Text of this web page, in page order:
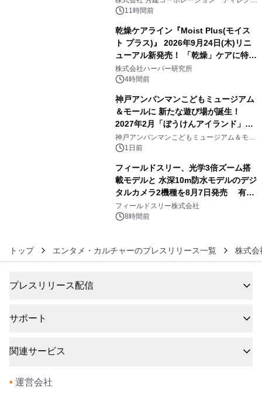
アートギャラリー
11時間前
乾燥ケアライン『Moist Plus(モイス
ト プラス)』 2026年9月24日(木)リニ
ューアル新発売！ 「乾燥」ケアに特化
し、ライン使いで潤いに満ちた肌へ
株式会社ハーバー研究所
4時間前
神戸アンパンマンこどもミュージアム
＆モールに 新たな遊び場が誕生！
2027年2月「ぼうけんアイランド」が
オープン
神戸アンパンマンこどもミュージアム＆モー
ル 1日前
フィールドスリー、光学3倍ズーム搭
載モデルと 水深10m防水モデルのデジ
タルカメラ2機種を8月7日発売 有効
約1300万画素、用途別に選べるコンデ
ジ新登場
フィールドスリー株式会社
8時間前
トップ エンタメ・カルチャーのプレスリリース一覧 株式会
プレスリリース配信
サポート
関連サービス
• 運営会社